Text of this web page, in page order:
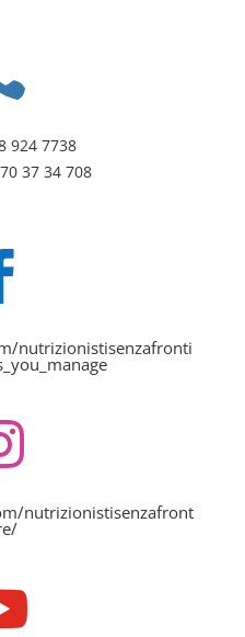
924 7738
37 34 708
nutrizionistisenzafronti
nutrizionistisenzafront